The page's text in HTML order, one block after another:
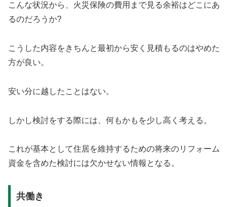
こんな状況から、火災保険の費用まで見る余裕はどこにあ
るのだろうか?
こうした内容をきちんと最初から安く見積もるのはやめた
方が良い。
安い分に越したことはない。
しかし検討をする際には、何もかもを少し高く考える。
これが基本として住居を維持するための将来のリフォーム
資金を含めた検討には欠かせない情報となる。
共働き